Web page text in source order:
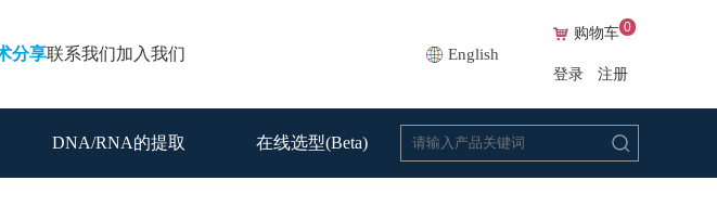
分享联系我们加入我们 English
购物车 0
登录 注册
DNA/RNA的提取 在线选型(Beta)